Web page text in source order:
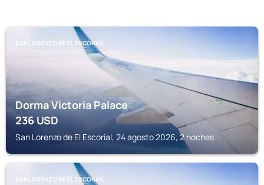
SAN LORENZO DE EL ESCORIAL
Dorma Victoria Palace
236USD
San Lorenzo de El Escorial, 24 agosto 2026, 2 noches
SAN LORENZO DE EL ESCORIAL